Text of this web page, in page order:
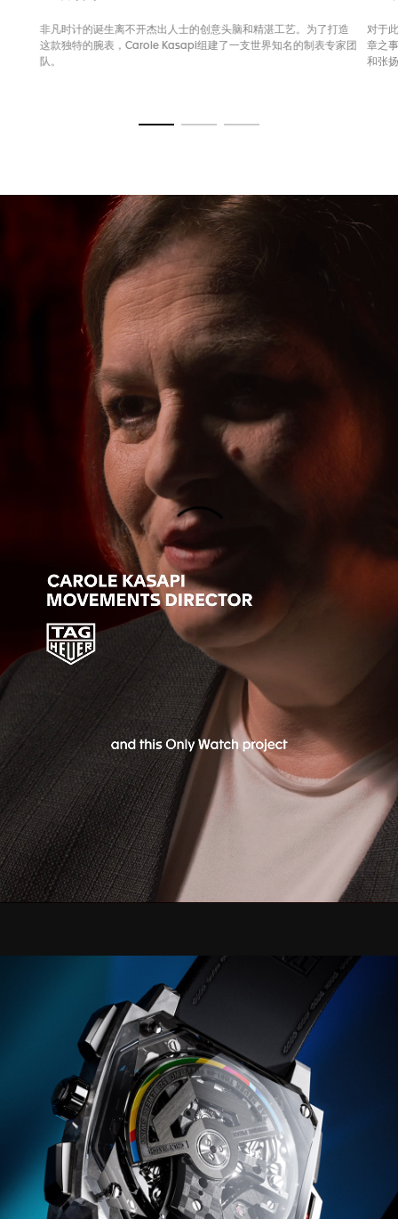
非凡时计的诞生离不开杰出人士的创意头脑和精湛工艺。为了打造
这款独特的腕表，Carole Kasapi组建了一支世界知名的制表专家团
队。
对于
章之
和张